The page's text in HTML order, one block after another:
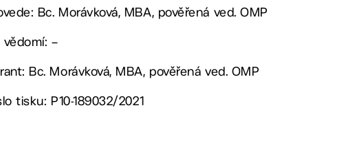
Bc. Morávková, MBA, pověřená ved. OMP
vědomí: –
Bc. Morávková, MBA, pověřená ved. OMP
tisku: P10-189032/2021